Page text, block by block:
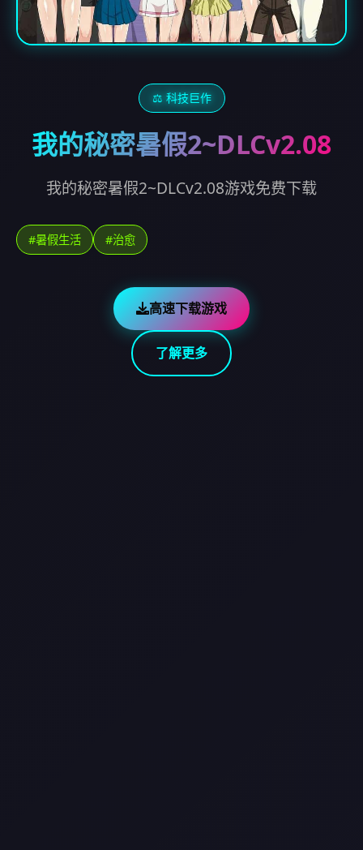
⚖️ 科技巨作
我的秘密暑假2~DLCv2.08
我的秘密暑假2~DLCv2.08游戏免费下载
#暑假生活 #治愈
高速下载游戏
了解更多